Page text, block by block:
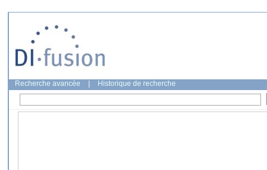
Recherche avancée Historique de recherche